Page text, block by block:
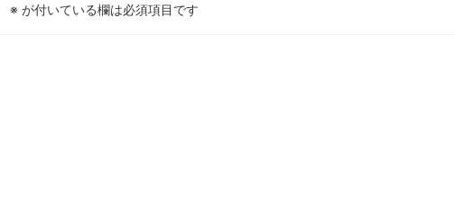
※ が付いている欄は必須項目です